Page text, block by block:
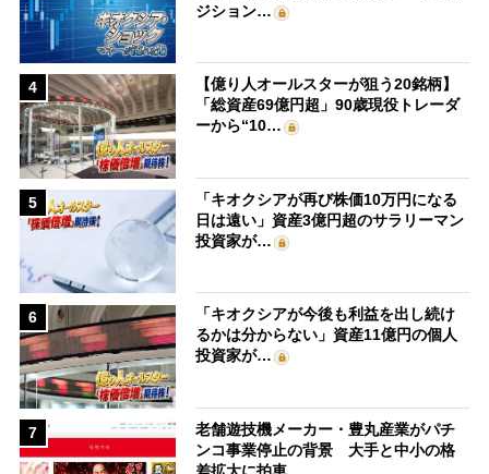
ジション…
4
【億り人オールスターが狙う20銘柄】
「総資産69億円超」90歳現役トレーダ
ーから“10…
5
「キオクシアが再び株価10万円になる
日は遠い」資産3億円超のサラリーマン
投資家が…
6
「キオクシアが今後も利益を出し続け
るかは分からない」資産11億円の個人
投資家が…
7
老舗遊技機メーカー・豊丸産業がパチ
ンコ事業停止の背景 大手と中小の格